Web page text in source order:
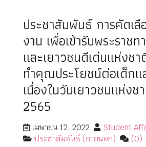
ประชาสัมพันธ์ การคัดเลื
งาน เพื่อเข้ารับพระราชท
และเยาวชนดีเด่นแห่งช
ทำคุณประโยชน์ต่อเด็กแ
เนื่องในวันเยาวชนแห่งช
2565
เมษายน 12, 2022
Student
ประชาสัมพันธ์ (ภายนอก)
(0)